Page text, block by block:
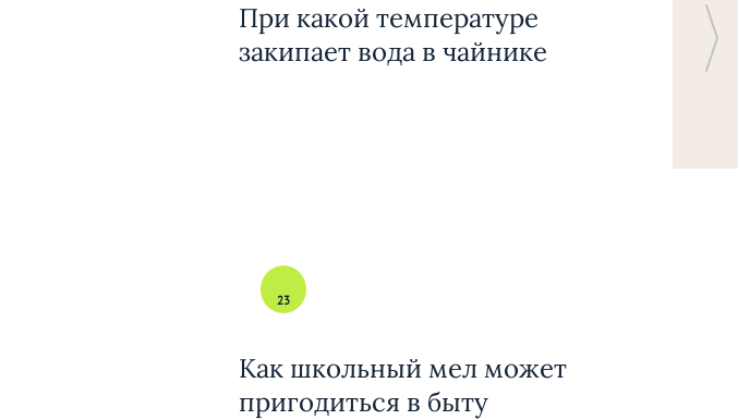
При какой температуре
закипает вода в чайнике
23
Как школьный мел может
пригодиться в быту